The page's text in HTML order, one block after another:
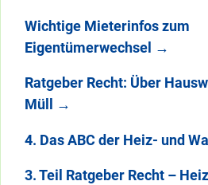
Wichtige Mieterinfos zum
Eigentümerwechsel →
Ratgeber Recht: Über
Müll
→
4. Das ABC der Heiz- und
3. Teil Ratgeber Recht –